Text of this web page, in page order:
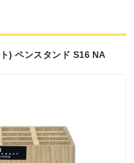
) ペンスタンド S16 NA